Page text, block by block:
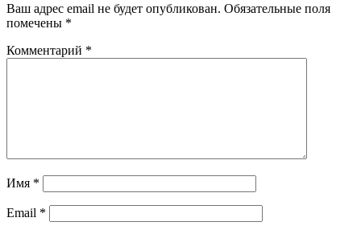
Ваш адрес email не будет опубликован. Обязательные поля
помечены *
Комментарий *
Имя *
Email *